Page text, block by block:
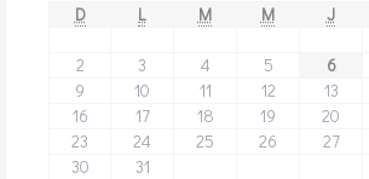
D L M M J
2
3 4 5 6
9
10 11 12 13
16
17 18 19 20
23
24 25 26 27
30
31